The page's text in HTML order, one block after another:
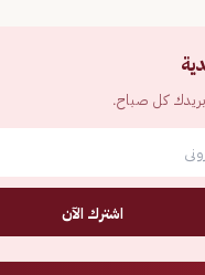
بريدك كل صباح.
اشترك الآن